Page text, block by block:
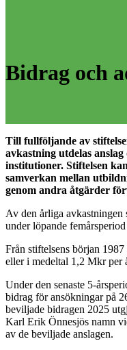
Bidrag och
Till fullföljande av
avkastning utdelas
institutioner. Stiftelsen
samverkan mellan
genom andra åtgärder
Av den årliga
under löpande
Från stiftelsens början
eller i medeltal 1,2 Mkr per
Under den senaste 5-
bidrag för ansökningar på
beviljade bidragen 2025
Karl Erik Önnesjös namn
av de beviljade anslagen.